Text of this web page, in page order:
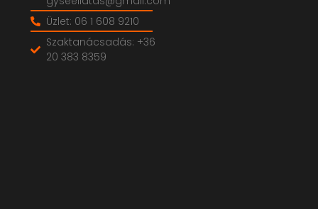
Üzlet: 06 1 608 9210
Szaktanácsadás: +36
20 383 8359